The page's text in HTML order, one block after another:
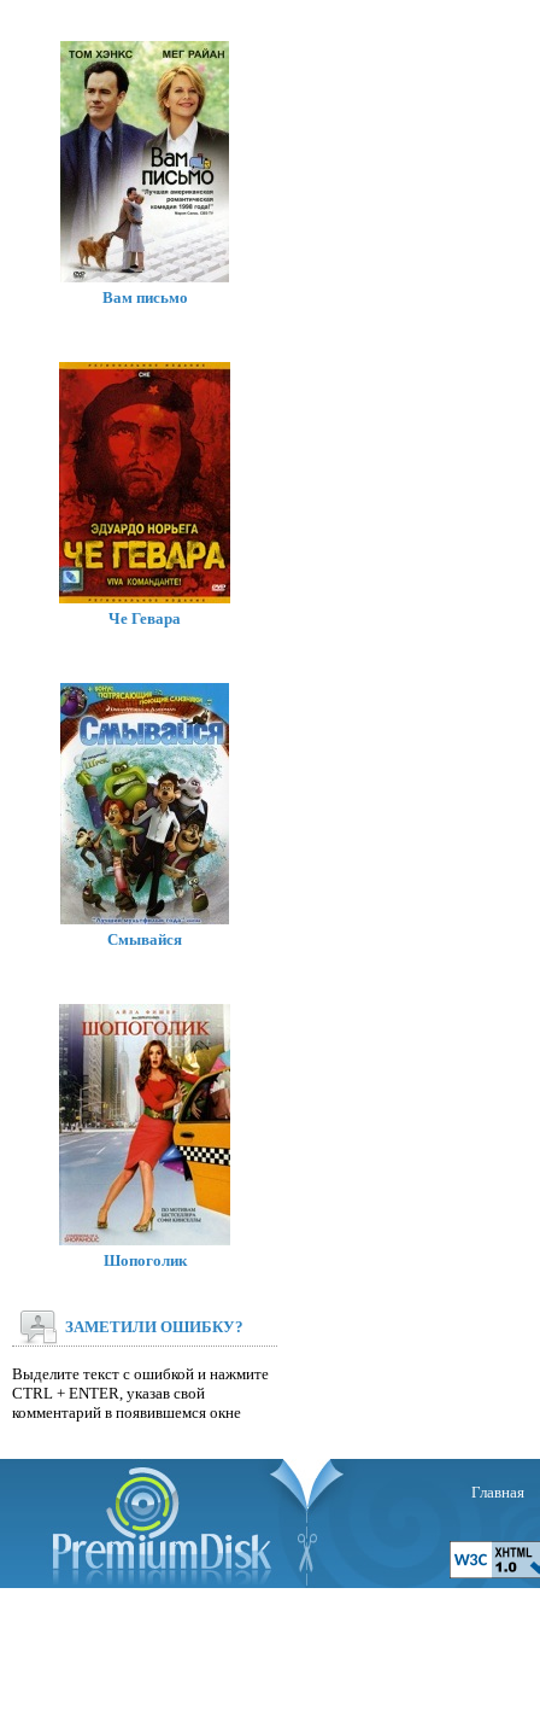
Вам письмо
Че Гевара
Смывайся
Шопоголик
ЗАМЕТИЛИ ОШИБКУ?
Выделите текст с ошибкой и нажмите
CTRL + ENTER, указав свой
комментарий в появившемся окне
Главная